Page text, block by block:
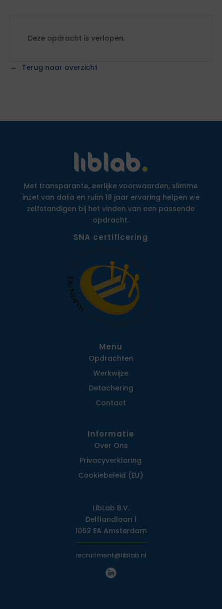
Deze opdracht is verlopen.
Terug naar overzicht
Met transparante, eerlijke voorwaarden, slimme
inzet van data en ruim 18 jaar ervaring helpen we
zelfstandigen bij het vinden van een passende
opdracht.
SNA certificering
Menu
Opdrachten
Werkwijze
Detachering
Contact
Informatie
Over Ons
Privacy­verklaring
Cookiebeleid (EU)
LibLab B.V.
Delflandlaan 1
1062 EA Amsterdam
recruitment@liblab.nl